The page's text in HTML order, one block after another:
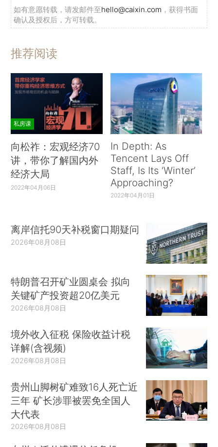
如有意愿转载，请发邮件至hello@caixin.com ，获得书面
确认及授权后，方可转载。
推荐阅读
私房课
向松祚：宏观经济70
讲，带你了解国内外
经济大局
2022年04月06日
In Depth: As
Tencent Lays Off
Staff, Is Its ‘Winter’
Approaching?
2022年04月01日
离岸信托90天补税窗口期疑问
2026年08月08日
特朗普召开矿业圆桌会 拟向
关键矿产投资超20亿美元
2026年08月08日
境外收入征税 保险收益计税
详解(含视频)
2026年08月08日
贵州山脚树矿难致16人死亡近
三年 矿长涉罪被罢免全国人
大代表
2026年08月08日